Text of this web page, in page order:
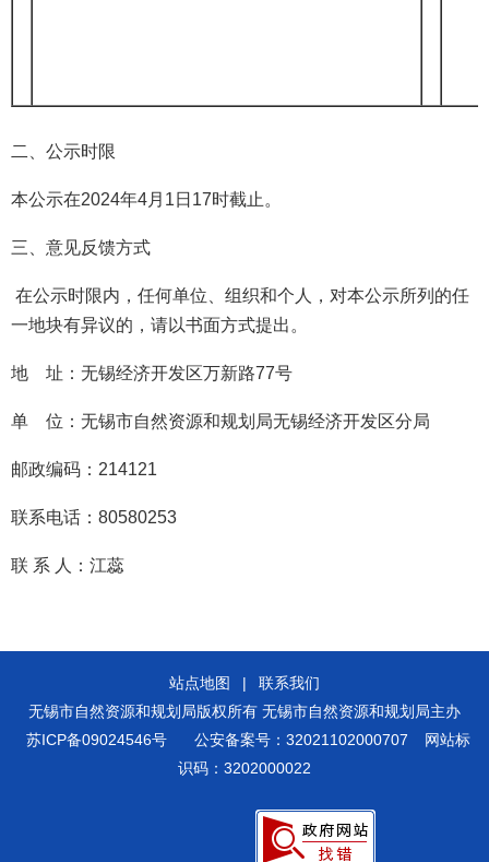
二、公示时限
本公示在2024年4月1日17时截止。
三、意见反馈方式
在公示时限内，任何单位、组织和个人，对本公示所列的任
一地块有异议的，请以书面方式提出。
地 址：无锡经济开发区万新路77号
单 位：无锡市自然资源和规划局无锡经济开发区分局
邮政编码：214121
联系电话：80580253
联 系 人：江蕊
站点地图 |
联系我们
无锡市自然资源和规划局版权所有 无锡市自然资源和规划局主办
苏ICP备09024546号
公安备案号：32021102000707
网站标
识码：3202000022